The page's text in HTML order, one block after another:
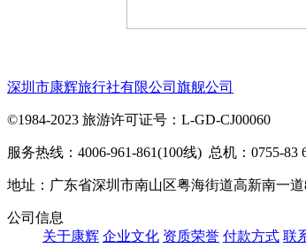
深圳市康辉旅行社有限公司旗舰公司
©1984-2023 旅游许可证号：L-GD-CJ00060
服务热线：4006-961-861(100线) 总机：0755-83
地址：广东省深圳市南山区粤海街道高新南一
公司信息
关于康辉 企业文化 资质荣誉 付款方式 联